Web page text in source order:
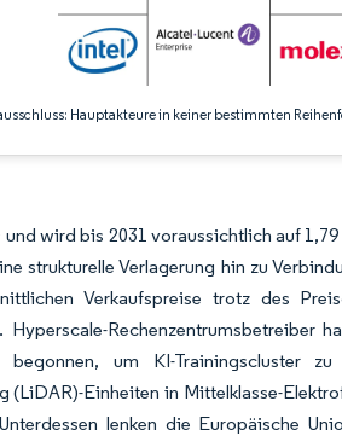
Hauptakteure in keiner bestimmten
wird bis 2031 voraussichtlich auf 1,79
strukturelle Verlagerung hin zu
Verkaufspreise trotz des
Rechenzentrumsbetreiber
begonnen, um KI-Trainingscluster zu
Einheiten in Mittelklasse-
lenken die Europäische